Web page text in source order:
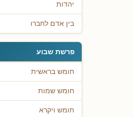
יהדות
בין אדם לחברו
פרשת שבוע
חומש בראשית
חומש שמות
חומש ויקרא